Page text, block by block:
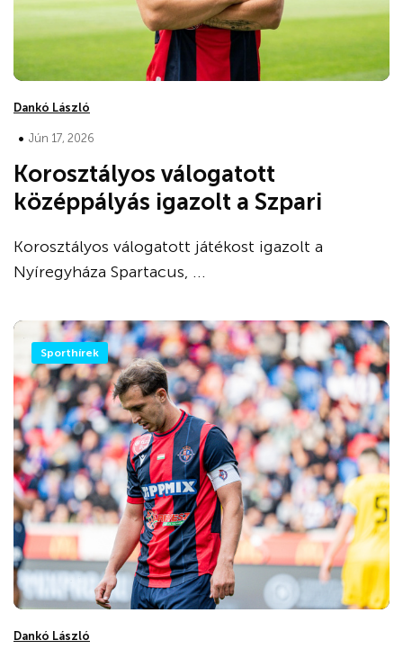
Dankó László
• Jún 17, 2026
Korosztályos válogatott
középpályás igazolt a Szpari
Korosztályos válogatott játékost igazolt a
Nyíregyháza Spartacus, ...
Sporthírek
Dankó László